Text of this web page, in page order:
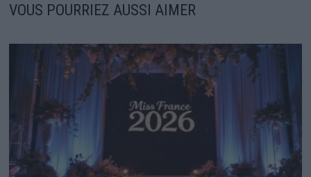
VOUS POURRIEZ AUSSI AIMER